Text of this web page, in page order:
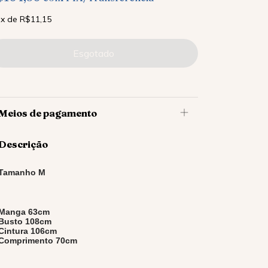
x de R$11,15
de pagamento
M
63cm
108cm
106cm
70cm